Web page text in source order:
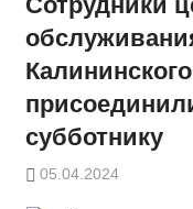
субботнику
05.04.2024